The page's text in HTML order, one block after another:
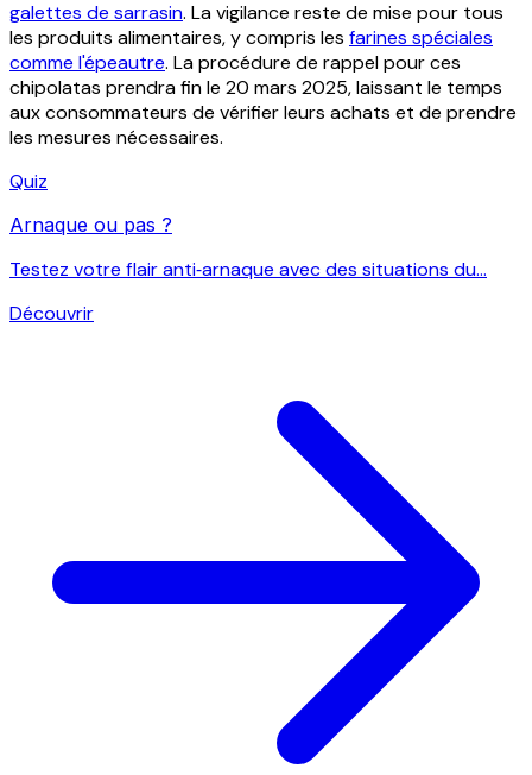
galettes de sarrasin. La vigilance reste de mise pour tous
les produits alimentaires, y compris les farines spéciales
comme l'épeautre. La procédure de rappel pour ces
chipolatas prendra fin le 20 mars 2025, laissant le temps
aux consommateurs de vérifier leurs achats et de prendre
les mesures nécessaires.
Quiz
Arnaque ou pas ?
Testez votre flair anti‑arnaque avec des situations du...
Découvrir